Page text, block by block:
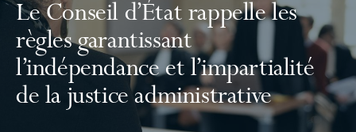
Le Conseil d’État rappelle les
règles garantissant
l’indépendance et l’impartialité
de la justice administrative